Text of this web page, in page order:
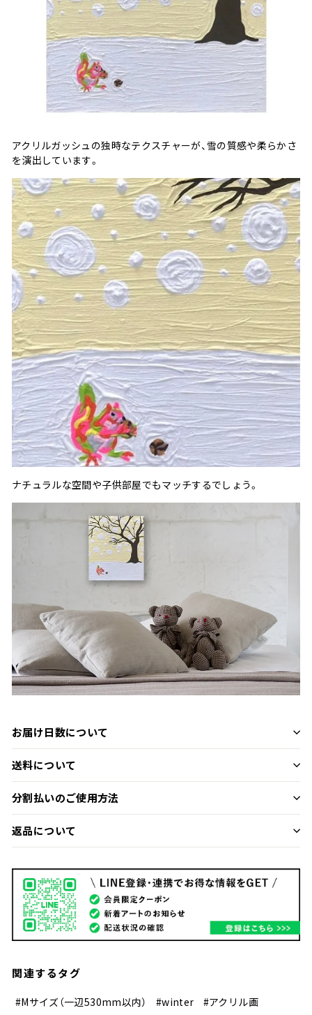
アクリルガッシュの独時なテクスチャーが、雪の質感や柔らかさ
を演出しています。
ナチュラルな空間や子供部屋でもマッチするでしょう。
お届け日数について
送料について
分割払いのご使用方法
返品について
関連するタグ
#Mサイズ（一辺530mm以内） #winter
#アクリル画